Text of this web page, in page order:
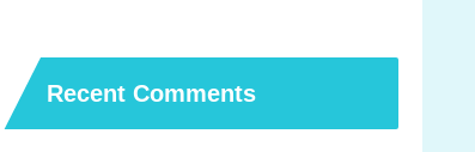
Recent Comments